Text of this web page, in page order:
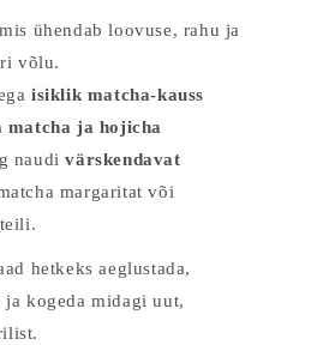
ühendab loovuse, rahu ja
võlu.
isiklik matcha-kauss
matcha ja hojicha
naudivärskendavat
margaritat või
hetkeks aeglustada,
ja kogeda midagi uut,